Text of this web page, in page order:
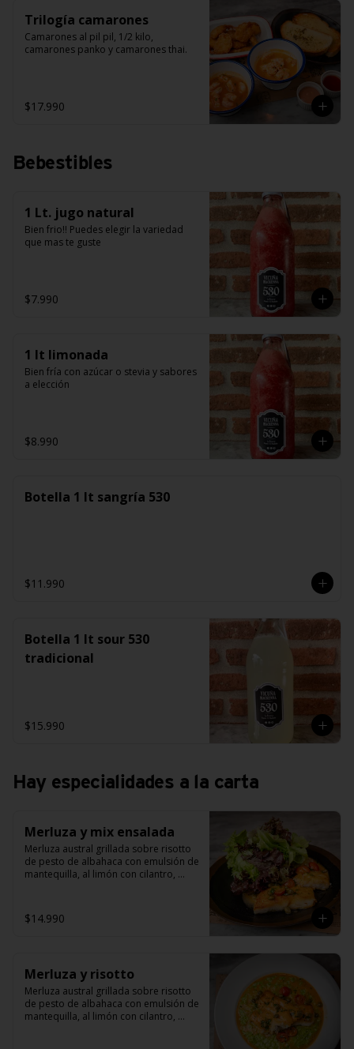
Trilogía camarones
Camarones al pil pil, 1/2 kilo,
camarones panko y camarones thai.
$17.990
Bebestibles
1 Lt. jugo natural
Bien frio!! Puedes elegir la variedad
que mas te guste
$7.990
1 lt limonada
Bien fría con azúcar o stevia y sabores
a elección
$8.990
Botella 1 lt sangría 530
$11.990
Botella 1 lt sour 530
tradicional
$15.990
Hay especialidades a la carta
Merluza y mix ensalada
Merluza austral grillada sobre risotto
de pesto de albahaca con emulsión de
mantequilla, al limón con cilantro,
$14.990
Merluza y risotto
Merluza austral grillada sobre risotto
de pesto de albahaca con emulsión de
mantequilla, al limón con cilantro,